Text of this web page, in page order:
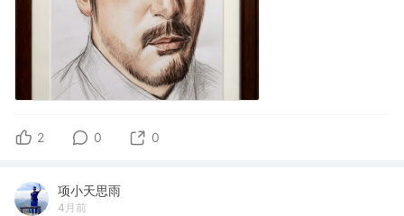
2 0 0
项小天思雨
4月前